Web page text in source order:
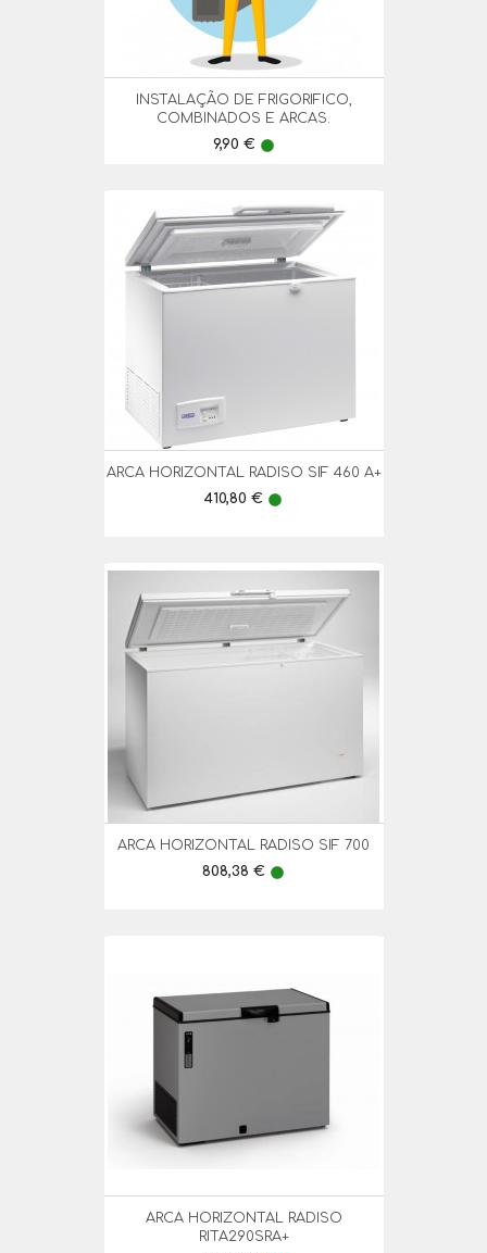
INSTALAÇÃO DE FRIGORIFICO,
COMBINADOS E ARCAS.
Preço
9,90 € lens
ARCA HORIZONTAL RADISO SIF 460 A+
Preço
410,80 € lens
ARCA HORIZONTAL RADISO SIF 700
Preço
808,38 € lens
ARCA HORIZONTAL RADISO
RITA290SRA+